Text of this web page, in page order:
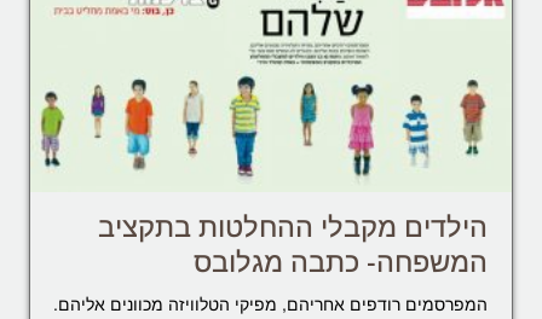
הילדים מקבלי ההחלטות בתקציב
המשפחה- כתבה מגלובס
המפרסמים רודפים אחריהם, מפיקי הטלוויזה מכוונים אליהם.